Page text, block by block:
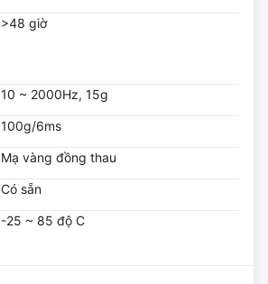
>48 giờ
10 ~ 2000Hz, 15g
100g/6ms
Mạ vàng đồng thau
Có sẵn
-25 ~ 85 độ C